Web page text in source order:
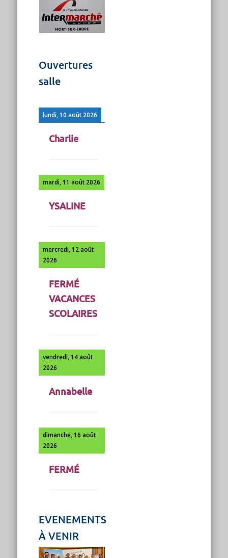
Ouvertures
salle
lundi, 10 août 2026
Charlie
mardi, 11 août 2026
YSALINE
mercredi, 12 août
2026
FERMÉ
VACANCES
SCOLAIRES
vendredi, 14 août
2026
Annabelle
dimanche, 16 août
2026
FERMÉ
EVENEMENTS
À VENIR